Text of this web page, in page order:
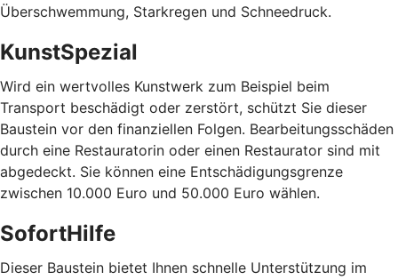
Überschwemmung, Starkregen und Schneedruck.
KunstSpezial
Wird ein wertvolles Kunstwerk zum Beispiel beim
Transport beschädigt oder zerstört, schützt Sie dieser
Baustein vor den finanziellen Folgen. Bearbeitungsschäden
durch eine Restauratorin oder einen Restaurator sind mit
abgedeckt. Sie können eine Entschädigungsgrenze
zwischen 10.000 Euro und 50.000 Euro wählen.
SofortHilfe
Dieser Baustein bietet Ihnen schnelle Unterstützung im